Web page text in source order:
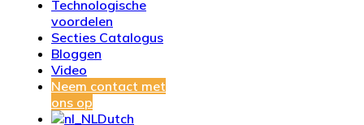
Technologische
voordelen
Secties Catalogus
Bloggen
Video
Neem contact met
ons op
Dutch